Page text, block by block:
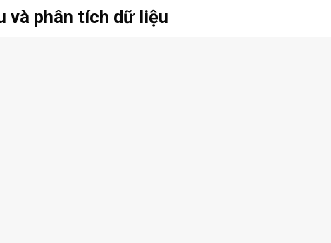
và phân tích dữ liệu